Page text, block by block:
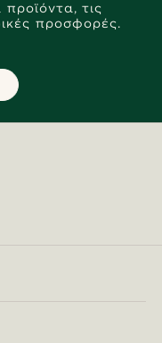
τις
προσφορές.